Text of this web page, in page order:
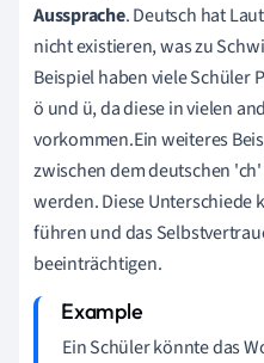
Aussprache. Deutsch hat
nicht existieren, was zu
Beispiel haben viele Schüler
ö und ü, da diese in vielen
vorkommen.Ein weiteres
zwischen dem deutschen
werden. Diese Unterschiede
führen und das
beeinträchtigen.
Ein Schüler könnte das